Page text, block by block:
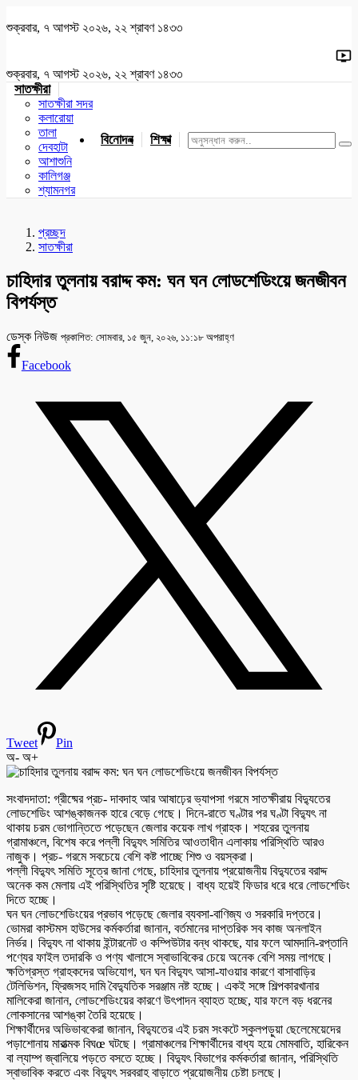
শুক্রবার, ৭ আগস্ট ২০২৬, ২২ শ্রাবণ ১৪৩৩
শুক্রবার, ৭ আগস্ট ২০২৬, ২২ শ্রাবণ ১৪৩৩
সাতক্ষীরা
সাতক্ষীরা সদর
কলারোয়া
তালা
দেবহাটা
আশাশুনি
কালিগঞ্জ
শ্যামনগর
বিনোদন শিক্ষা খেলাধুলা জাতীয় যশোর
প্রচ্ছদ
সাতক্ষীরা
চাহিদার তুলনায় বরাদ্দ কম: ঘন ঘন লোডশেডিংয়ে জনজীবন
বিপর্যস্ত
ডেস্ক নিউজ প্রকাশিত: সোমবার, ১৫ জুন, ২০২৬, ১১:১৮ অপরাহ্ণ
Facebook
Tweet
Pin
অ- অ+
সংবাদদাতা: গ্রীষ্মের প্রচ- দাবদাহ আর আষাঢ়ের ভ্যাপসা গরমে সাতক্ষীরায় বিদ্যুতের
লোডশেডিং আশঙ্কাজনক হারে বেড়ে গেছে। দিনে-রাতে ঘণ্টার পর ঘণ্টা বিদ্যুৎ না
থাকায় চরম ভোগান্তিতে পড়েছেন জেলার কয়েক লাখ গ্রাহক। শহরের তুলনায়
গ্রামাঞ্চলে, বিশেষ করে পল্লী বিদ্যুৎ সমিতির আওতাধীন এলাকায় পরিস্থিতি আরও
নাজুক। প্রচ- গরমে সবচেয়ে বেশি কষ্ট পাচ্ছে শিশু ও বয়স্করা।
পল্লী বিদ্যুৎ সমিতি সূত্রে জানা গেছে, চাহিদার তুলনায় প্রয়োজনীয় বিদ্যুতের বরাদ্দ
অনেক কম মেলায় এই পরিস্থিতির সৃষ্টি হয়েছে। বাধ্য হয়েই ফিডার ধরে ধরে লোডশেডিং
দিতে হচ্ছে।
ঘন ঘন লোডশেডিংয়ের প্রভাব পড়েছে জেলার ব্যবসা-বাণিজ্য ও সরকারি দপ্তরে।
ভোমরা কাস্টমস হাউসের কর্মকর্তারা জানান, বর্তমানের দাপ্তরিক সব কাজ অনলাইন
নির্ভর। বিদ্যুৎ না থাকায় ইন্টারনেট ও কম্পিউটার বন্ধ থাকছে, যার ফলে আমদানি-রপ্তানি
পণ্যের ফাইল তদারকি ও পণ্য খালাসে স্বাভাবিকের চেয়ে অনেক বেশি সময় লাগছে।
ক্ষতিগ্রস্ত গ্রাহকদের অভিযোগ, ঘন ঘন বিদ্যুৎ আসা-যাওয়ার কারণে বাসাবাড়ির
টেলিভিশন, ফ্রিজসহ দামি বৈদ্যুতিক সরঞ্জাম নষ্ট হচ্ছে। একই সঙ্গে শিল্পকারখানার
মালিকেরা জানান, লোডশেডিংয়ের কারণে উৎপাদন ব্যাহত হচ্ছে, যার ফলে বড় ধরনের
লোকসানের আশঙ্কা তৈরি হয়েছে।
শিক্ষার্থীদের অভিভাবকেরা জানান, বিদ্যুতের এই চরম সংকটে স্কুলপড়ুয়া ছেলেমেয়েদের
পড়াশোনায় মারাত্মক বিঘœ ঘটছে। গ্রামাঞ্চলের শিক্ষার্থীদের বাধ্য হয়ে মোমবাতি, হারিকেন
বা ল্যাম্প জ্বালিয়ে পড়তে বসতে হচ্ছে। বিদ্যুৎ বিভাগের কর্মকর্তারা জানান, পরিস্থিতি
স্বাভাবিক করতে এবং বিদ্যুৎ সরবরাহ বাড়াতে প্রয়োজনীয় চেষ্টা চলছে।